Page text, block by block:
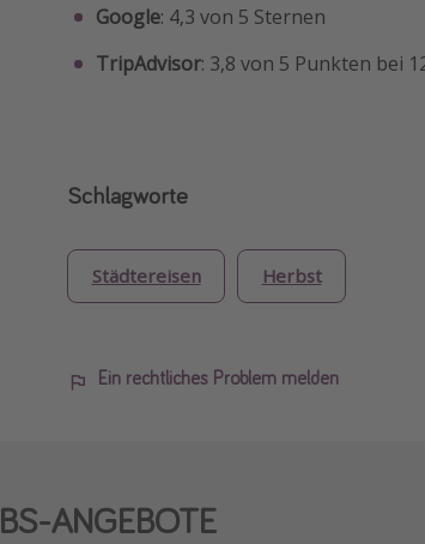
Google: 4,3 von 5 Sternen
TripAdvisor: 3,8 von 5 Punkten bei
Schlagworte
Städtereisen Herbst
Ein rechtliches Problem melden
ANGEBOTE